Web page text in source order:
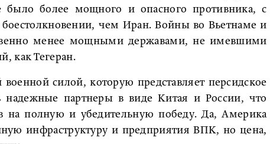
более мощного и опасного противника, с
чем Иран. Войны во Вьетнаме и
менее мощными державами, не имевшими
как Тегеран.
силой, которую представляет персидское
надежные партнеры в виде Китая и России, что
на полную и убедительную победу. Да, Америка
инфраструктуру и предприятия ВПК, но цена,